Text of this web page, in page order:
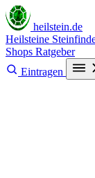
heilstein.de
Heilsteine
Shops Ratgeber
Eintragen